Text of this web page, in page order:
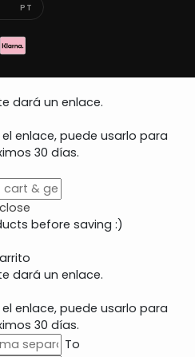
PT
dará un enlace.
enlace, puede usarlo para
30 días.
before saving :)
dará un enlace.
enlace, puede usarlo para
30 días.
To